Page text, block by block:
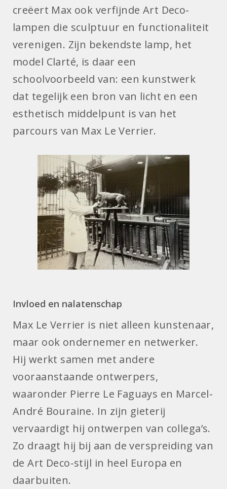
creëert Max ook verfijnde Art Deco-
lampen die sculptuur en functionaliteit
verenigen. Zijn bekendste lamp, het
model Clarté, is daar een
schoolvoorbeeld van: een kunstwerk
dat tegelijk een bron van licht en een
esthetisch middelpunt is van het
parcours van Max Le Verrier.
Invloed en nalatenschap
Max Le Verrier is niet alleen kunstenaar,
maar ook ondernemer en netwerker.
Hij werkt samen met andere
vooraanstaande ontwerpers,
waaronder Pierre Le Faguays en Marcel-
André Bouraine. In zijn gieterij
vervaardigt hij ontwerpen van collega’s.
Zo draagt hij bij aan de verspreiding van
de Art Deco-stijl in heel Europa en
daarbuiten.